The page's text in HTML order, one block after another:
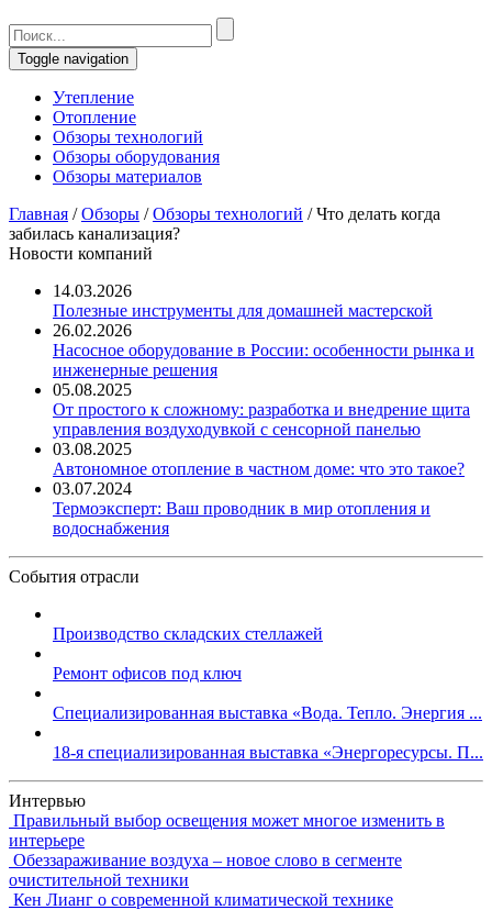
Toggle navigation
Утепление
Отопление
Обзоры технологий
Обзоры оборудования
Обзоры материалов
Главная /Обзоры /Обзоры технологий /Что делать когда
забилась канализация?
Новости компаний
14.03.2026
Полезные инструменты для домашней мастерской
26.02.2026
Насосное оборудование в России: особенности рынка и
инженерные решения
05.08.2025
От простого к сложному: разработка и внедрение щита
управления воздуходувкой с сенсорной панелью
03.08.2025
Автономное отопление в частном доме: что это такое?
03.07.2024
Термоэксперт: Ваш проводник в мир отопления и
водоснабжения
События отрасли
Производство складских стеллажей
Ремонт офисов под ключ
Специализированная выставка «Вода. Тепло. Энергия ...
18-я специализированная выставка «Энергоресурсы. П...
Интервью
Правильный выбор освещения может многое изменить в
интерьере
Обеззараживание воздуха – новое слово в сегменте
очистительной техники
Кен Лианг о современной климатической технике